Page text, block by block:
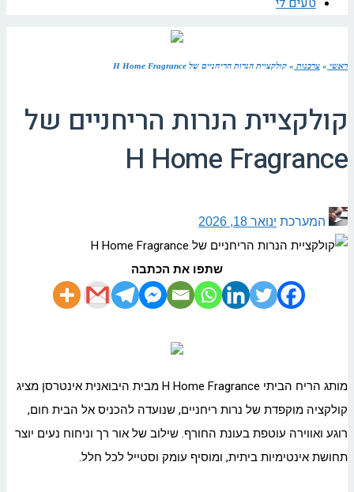
ראשי » צרכנות » קולקציית הנרות הריחניים של H Home Fragrance
קולקציית הנרות הריחניים של
H Home Fragrance
המערכת ינואר 18, 2026
שתפו את הכתבה
מותג הריח הביתי H Home Fragrance מבית היבואנית אינטרסן מציג
קולקציה מוקפדת של נרות ריחניים, שנועדה להכניס אל הבית חום,
רוגע ואווירה עוטפת בעונת החורף. שילוב של אור רך וניחוח נעים יוצר
תחושת אינטימיות ביתית, ומוסיף עומק וסטייל לכל חלל.